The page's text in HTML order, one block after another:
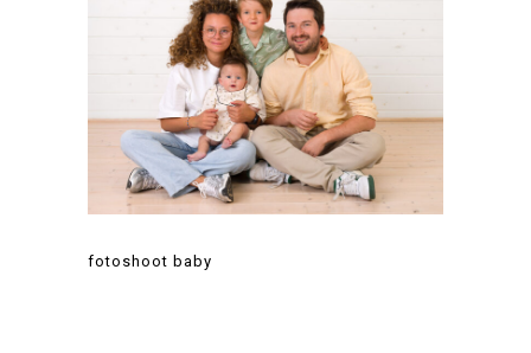
fotoshoot baby